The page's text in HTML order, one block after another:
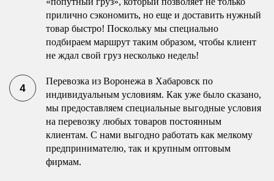
прилично сэкономить, но еще и доставить нужный
товар быстро! Поскольку мы специально
подбираем маршрут таким образом, чтобы клиент
не ждал свой груз несколько недель!
Перевозка из Воронежа в Хабаровск по
индивидуальным условиям. Как уже было сказано,
мы предоставляем специальные выгодные условия
на перевозку любых товаров постоянным
клиентам. С нами выгодно работать как мелкому
предпринимателю, так и крупным оптовым
фирмам.